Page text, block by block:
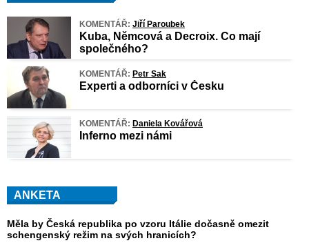
KOMENTÁŘ: Jiří Paroubek
Kuba, Němcová a Decroix. Co mají
společného?
KOMENTÁŘ: Petr Sak
Experti a odborníci v Česku
KOMENTÁŘ: Daniela Kovářová
Inferno mezi námi
ANKETA
Měla by Česká republika po vzoru Itálie dočasně omezit
schengenský režim na svých hranicích?